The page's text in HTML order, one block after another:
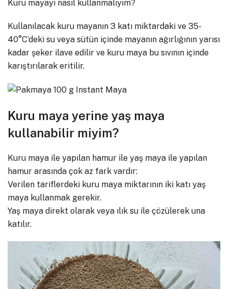
Kuru mayayı nasıl kullanmalıyım?
Kullanılacak kuru mayanın 3 katı miktardaki ve 35-
40°C’deki su veya sütün içinde mayanın ağırlığının yarısı
kadar şeker ilave edilir ve kuru maya bu sıvının içinde
karıştırılarak eritilir.
Kuru maya yerine yaş maya
kullanabilir miyim?
Kuru maya ile yapılan hamur ile yaş maya ile yapılan
hamur arasında çok az fark vardır:
Verilen tariflerdeki kuru maya miktarının iki katı yaş
maya kullanmak gerekir.
Yaş maya direkt olarak veya ılık su ile çözülerek una
katılır.